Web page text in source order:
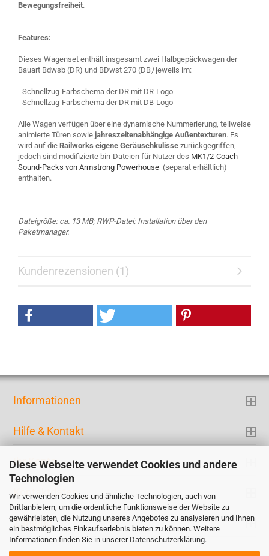
Diese Webseite verwendet Cookies und andere
Technologien
Wir verwenden Cookies und ähnliche Technologien, auch von
Drittanbietern, um die ordentliche Funktionsweise der Website zu
gewährleisten, die Nutzung unseres Angebotes zu analysieren und Ihnen
ein bestmögliches Einkaufserlebnis bieten zu können. Weitere
Informationen finden Sie in unserer Datenschutzerklärung.
Bewegungsfreiheit.
Features:
Dieses Wagenset enthält insgesamt zwei Halbgepäckwagen der
Bauart Bdwsb (DR) und BDwst 270 (DB) jeweils im:
- Schnellzug-Farbschema der DR mit DR-Logo
- Schnellzug-Farbschema der DR mit DB-Logo
Alle Wagen verfügen über eine dynamische Nummerierung, teilweise
animierte Türen sowie jahreszeitenabhängige Außentexturen. Es
wird auf die Railworks eigene Geräuschkulisse zurückgegriffen,
jedoch sind modifizierte bin-Dateien für Nutzer des MK1/2-Coach-
Sound-Packs von Armstrong Powerhouse (separat erhältlich)
enthalten.
Dateigröße: ca. 13 MB; RWP-Datei; Installation über den
Paketmanager.
Kundenrezensionen (1)
Informationen
Hilfe & Kontakt
Ihr Konto
Kontaktdaten
Zahlung